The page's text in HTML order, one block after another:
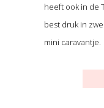
heeft ook in de
best druk in
mini caravantje.